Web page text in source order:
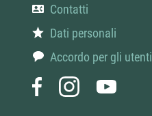
Contatti
Dati personali
Accordo per gli utenti